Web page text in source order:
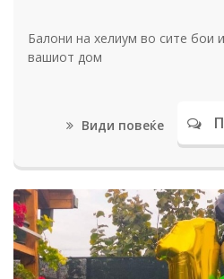
Балони на хелиум во сите бои
вашиот дом
Види повеќе